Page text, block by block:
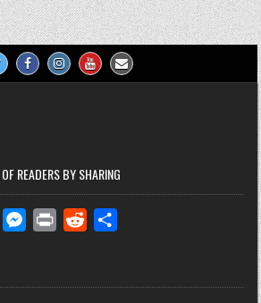
r
READERS BY SHARING
M
s
n
d
r